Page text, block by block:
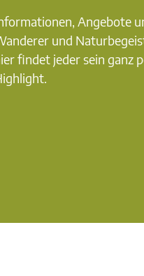
Angebote
und
findet jeder sein ganz